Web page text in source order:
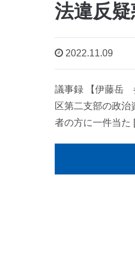
法違反疑
2022.11.09
議事録 【伊藤岳
区第二支部の政
者の方に一件当た